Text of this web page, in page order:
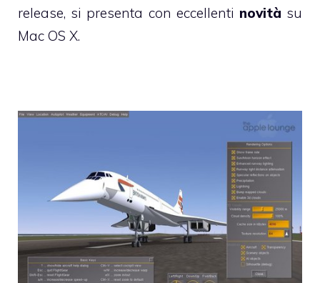
release, si presenta con eccellenti novità su
Mac OS X.